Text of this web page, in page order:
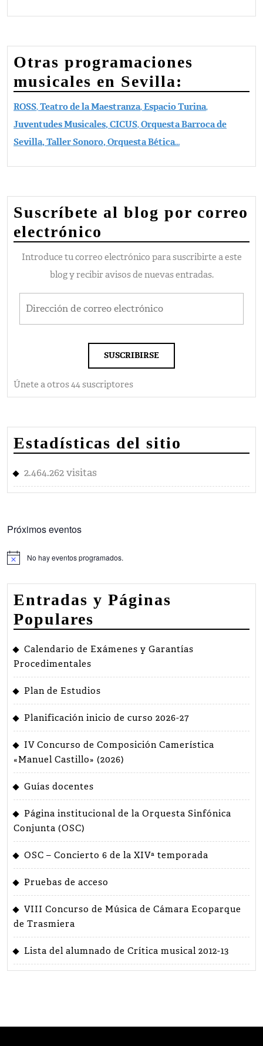
Otras programaciones
musicales en Sevilla:
ROSS,Teatro de la Maestranza,Espacio Turina,
Juventudes Musicales, CICUS,Orquesta Barroca de
Sevilla, Taller Sonoro, Orquesta Bética…
Suscríbete al blog por correo
electrónico
Introduce tu correo electrónico para suscribirte a este
blog y recibir avisos de nuevas entradas.
SUSCRIBIRSE
Únete a otros 44 suscriptores
Estadísticas del sitio
2.464.262 visitas
Próximos eventos
Aviso No hay eventos programados.
Entradas y Páginas
Populares
Calendario de Exámenes y Garantías
Procedimentales
Plan de Estudios
Planificación inicio de curso 2026-27
IV Concurso de Composición Camerística
«Manuel Castillo» (2026)
Guías docentes
Página institucional de la Orquesta Sinfónica
Conjunta (OSC)
OSC – Concierto 6 de la XIVª temporada
Pruebas de acceso
VIII Concurso de Música de Cámara Ecoparque
de Trasmiera
Lista del alumnado de Crítica musical 2012-13